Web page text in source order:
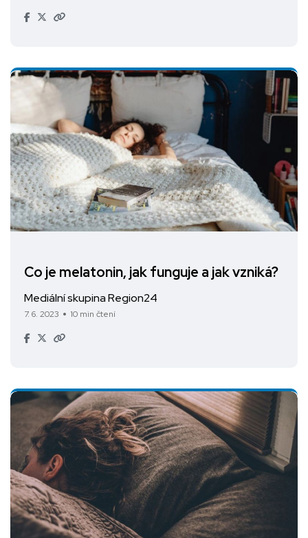
Co je melatonin, jak funguje a jak vzniká?
Mediální skupina Region24
7. 6. 2023 10 min čtení